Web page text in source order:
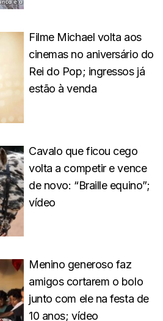
Filme Michael volta aos
cinemas no aniversário do
Rei do Pop; ingressos já
estão à venda
Cavalo que ficou cego
volta a competir e vence
de novo: “Braille equino”;
vídeo
Menino generoso faz
amigos cortarem o bolo
junto com ele na festa de
10 anos; vídeo